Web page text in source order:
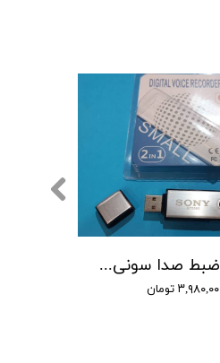
دستگاه ضبط صدا سونی مدل SONY 5560 - حافظه 16 گیگابایت
تومان